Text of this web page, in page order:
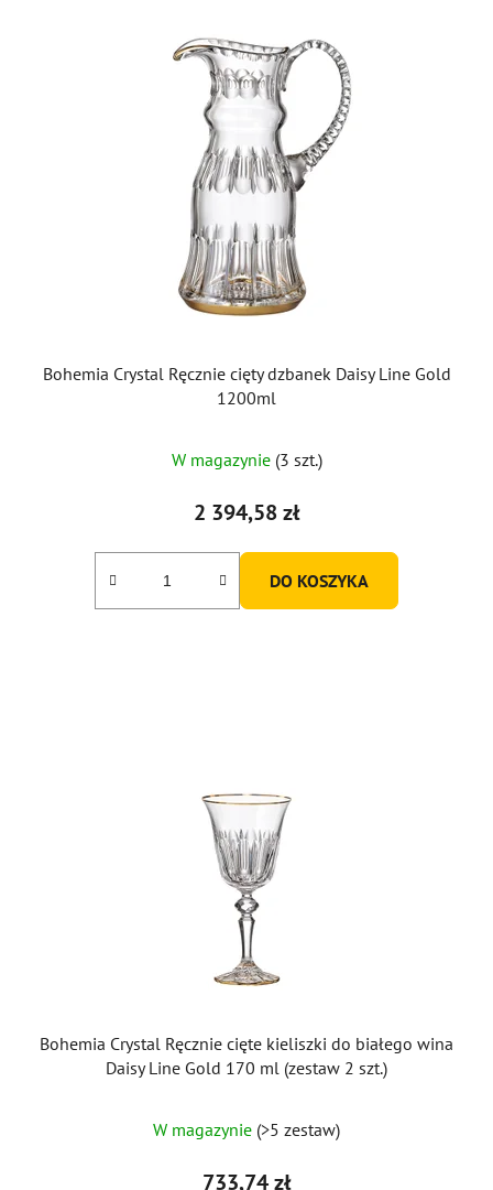
Bohemia Crystal Ręcznie cięty dzbanek Daisy Line Gold
1200ml
W magazynie (3 szt.)
2 394,58 zł
DO KOSZYKA
Bohemia Crystal Ręcznie cięte kieliszki do białego wina
Daisy Line Gold 170 ml (zestaw 2 szt.)
W magazynie (>5 zestaw)
733,74 zł